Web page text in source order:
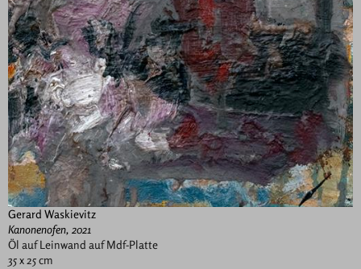
Gerard Waskievitz
Kanonenofen, 2021
Öl auf Leinwand auf Mdf-Platte
35 x 25 cm